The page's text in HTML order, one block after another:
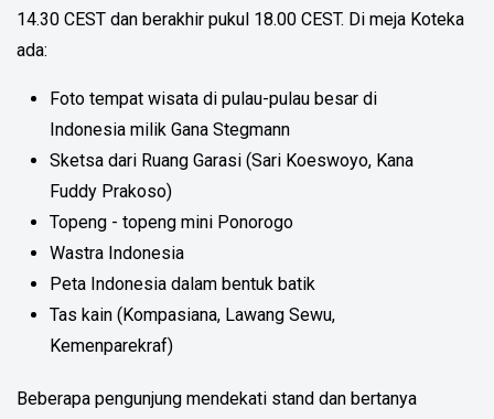
14.30 CEST dan berakhir pukul 18.00 CEST. Di meja Koteka
ada:
Foto tempat wisata di pulau-pulau besar di
Indonesia milik Gana Stegmann
Sketsa dari Ruang Garasi (Sari Koeswoyo, Kana
Fuddy Prakoso)
Topeng - topeng mini Ponorogo
Wastra Indonesia
Peta Indonesia dalam bentuk batik
Tas kain (Kompasiana, Lawang Sewu,
Kemenparekraf)
Beberapa pengunjung mendekati stand dan bertanya